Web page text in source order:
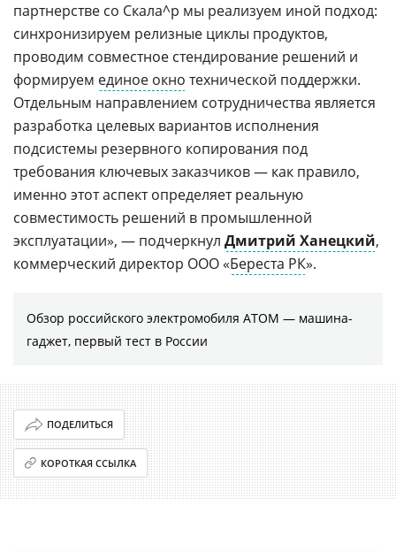
партнерстве со Скала^р мы реализуем иной подход:
синхронизируем релизные циклы продуктов,
проводим совместное стендирование решений и
формируем единое окно технической поддержки.
Отдельным направлением сотрудничества является
разработка целевых вариантов исполнения
подсистемы резервного копирования под
требования ключевых заказчиков — как правило,
именно этот аспект определяет реальную
совместимость решений в промышленной
эксплуатации», — подчеркнул Дмитрий Ханецкий,
коммерческий директор ООО «Береста РК».
Обзор российского электромобиля АТОМ — машина-
гаджет, первый тест в России
ПОДЕЛИТЬСЯ
КОРОТКАЯ ССЫЛКА